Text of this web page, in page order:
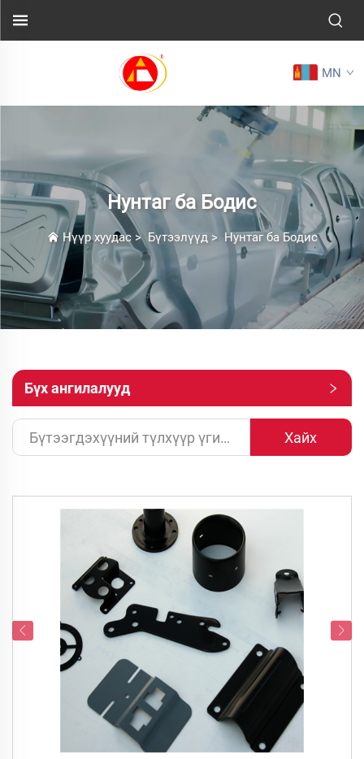
MN
Нунтаг ба Бодис
Нүүр хуудас> Бүтээлүүд > Нунтаг ба Бодис
Бүх ангилалууд
Хайх